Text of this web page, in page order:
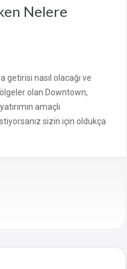
Nelere
getirisi nasıl olacağı ve
olan Downtown,
amaçlı
sizin için oldukça